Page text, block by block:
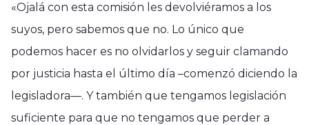
«Ojalá con esta comisión les devolviéramos a los
suyos, pero sabemos que no. Lo único que
podemos hacer es no olvidarlos y seguir clamando
por justicia hasta el último día –comenzó diciendo la
legisladora—. Y también que tengamos legislación
suficiente para que no tengamos que perder a